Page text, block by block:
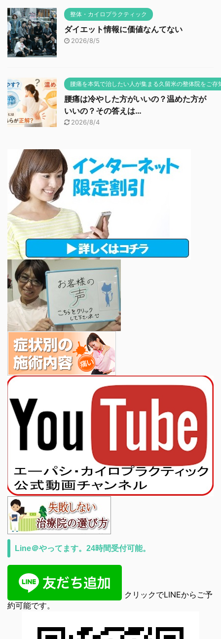
整体・カイロプラクティック
ダイエット情報に価値なんてない
2026/8/5
腰痛を本気で治したい人が集まる久留米の整体院をご存
腰痛は冷やした方がいいの？温めた方が
いいの？その答えは…
2026/8/4
Line＠やってます。24時間受付可能。
クリックでLINEからご予
約可能です。